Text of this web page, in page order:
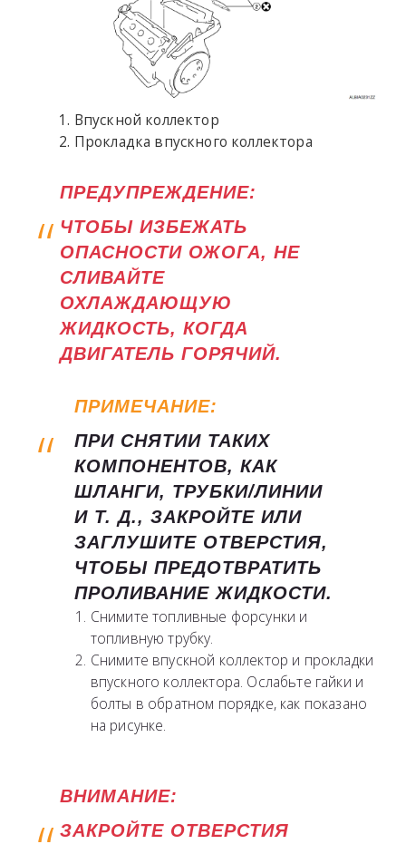
Впускной коллектор
Прокладка впускного коллектора
ПРЕДУПРЕЖДЕНИЕ:
ЧТОБЫ ИЗБЕЖАТЬ
ОПАСНОСТИ ОЖОГА, НЕ
СЛИВАЙТЕ
ОХЛАЖДАЮЩУЮ
ЖИДКОСТЬ, КОГДА
ДВИГАТЕЛЬ ГОРЯЧИЙ.
ПРИМЕЧАНИЕ:
ПРИ СНЯТИИ ТАКИХ
КОМПОНЕНТОВ, КАК
ШЛАНГИ, ТРУБКИ/ЛИНИИ
И Т. Д., ЗАКРОЙТЕ ИЛИ
ЗАГЛУШИТЕ ОТВЕРСТИЯ,
ЧТОБЫ ПРЕДОТВРАТИТЬ
ПРОЛИВАНИЕ ЖИДКОСТИ.
Снимите топливные форсунки и
топливную трубку.
Снимите впускной коллектор и прокладки
впускного коллектора. Ослабьте гайки и
болты в обратном порядке, как показано
на рисунке.
ВНИМАНИЕ:
ЗАКРОЙТЕ ОТВЕРСТИЯ